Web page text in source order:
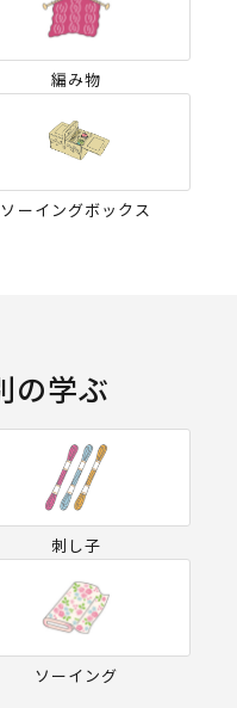
編み物
ソーイングボックス
の学ぶ
刺し子
ソーイング